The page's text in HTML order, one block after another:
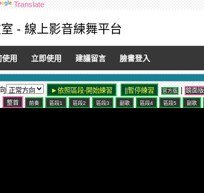
Translate
- 線上影音練舞平台
用 立即使用 建議留言 臉書登入
官方版 | 鏡面版